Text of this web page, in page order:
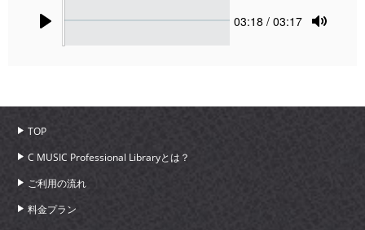
Current
03:18 / 03:17
TOP
C MUSIC Professional Libraryとは？
ご利用の流れ
料金プラン